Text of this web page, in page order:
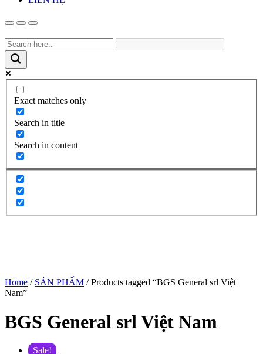
Exact matches only
Search in title
Search in content
Home / SẢN PHẨM / Products tagged “BGS General srl Việt
Nam”
BGS General srl Việt Nam
Sale!